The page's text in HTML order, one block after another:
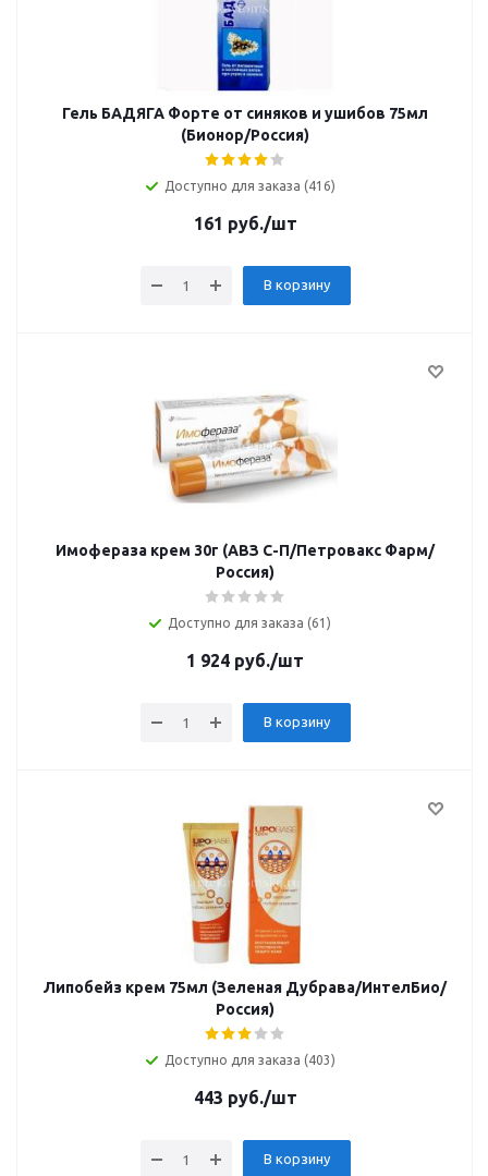
Гель БАДЯГА Форте от синяков и ушибов 75мл
(Бионор/Россия)
Доступно для заказа (416)
161 руб./шт
В корзину
Имофераза крем 30г (АВЗ С-П/Петровакс Фарм/
Россия)
Доступно для заказа (61)
1 924 руб./шт
В корзину
Липобейз крем 75мл (Зеленая Дубрава/ИнтелБио/
Россия)
Доступно для заказа (403)
443 руб./шт
В корзину